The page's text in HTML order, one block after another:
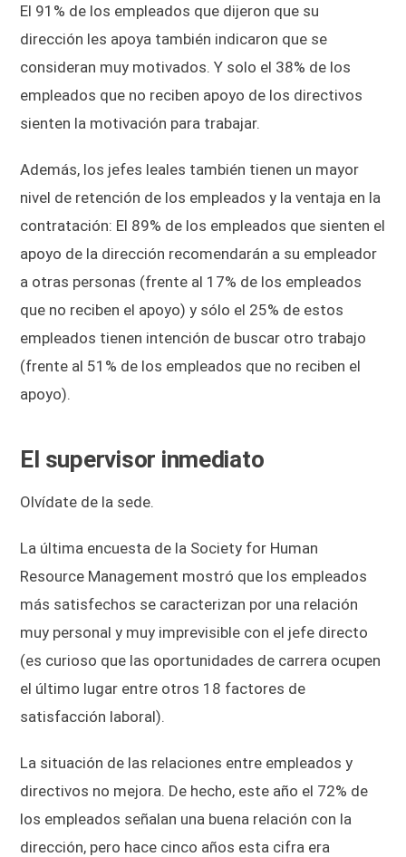
El 91% de los empleados que dijeron que su
dirección les apoya también indicaron que se
consideran muy motivados. Y solo el 38% de los
empleados que no reciben apoyo de los directivos
sienten la motivación para trabajar.
Además, los jefes leales también tienen un mayor
nivel de retención de los empleados y la ventaja en la
contratación: El 89% de los empleados que sienten el
apoyo de la dirección recomendarán a su empleador
a otras personas (frente al 17% de los empleados
que no reciben el apoyo) y sólo el 25% de estos
empleados tienen intención de buscar otro trabajo
(frente al 51% de los empleados que no reciben el
apoyo).
El supervisor inmediato
Olvídate de la sede.
La última encuesta de la Society for Human
Resource Management mostró que los empleados
más satisfechos se caracterizan por una relación
muy personal y muy imprevisible con el jefe directo
(es curioso que las oportunidades de carrera ocupen
el último lugar entre otros 18 factores de
satisfacción laboral).
La situación de las relaciones entre empleados y
directivos no mejora. De hecho, este año el 72% de
los empleados señalan una buena relación con la
dirección, pero hace cinco años esta cifra era